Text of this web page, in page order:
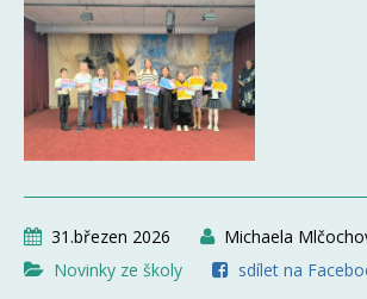
31.březen 2026
Michaela
Novinky ze školy
sdílet na